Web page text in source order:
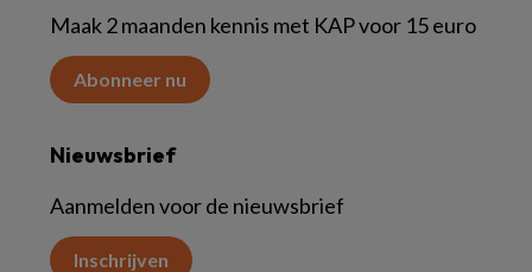
Maak 2 maanden kennis met KAP voor 15 euro
Abonneer nu
Nieuwsbrief
Aanmelden voor de nieuwsbrief
Inschrijven